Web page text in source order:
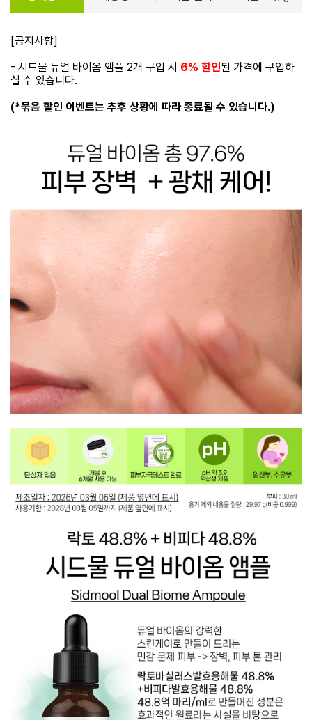
[공지사항]
- 시드물 듀얼 바이옴 앰플 2개 구입 시 6% 할인된 가격에 구입하
실 수 있습니다.
(*묶음 할인 이벤트는 추후 상황에 따라 종료될 수 있습니다.)